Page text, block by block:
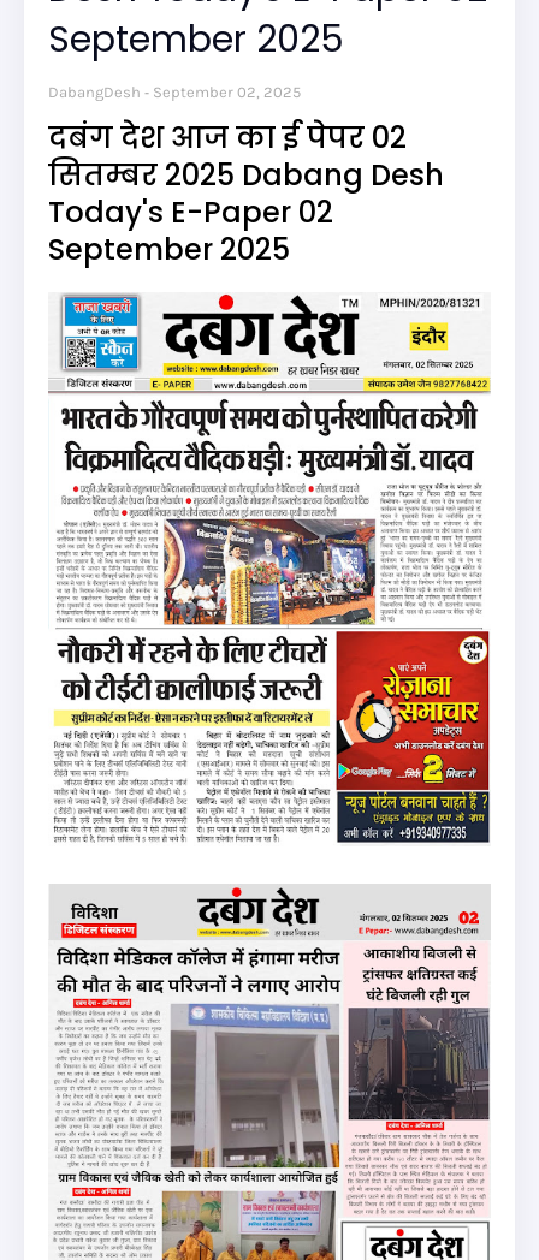
September 2025
DabangDesh September 02, 2025
दबंग देश आज का ई पेपर 02
सितम्बर 2025 Dabang Desh
Today's E-Paper 02
September 2025